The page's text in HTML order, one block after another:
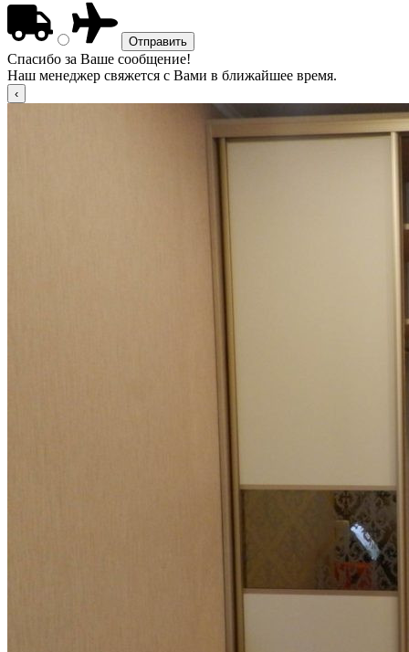
Спасибо за Ваше сообщение!
Наш менеджер свяжется с Вами в ближайшее время.